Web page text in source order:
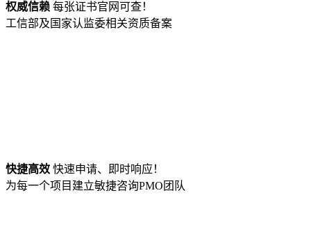
权威信赖 每张证书官网可查！
工信部及国家认监委相关资质备案
快捷高效 快速申请、即时响应！
为每一个项目建立敏捷咨询PMO团队